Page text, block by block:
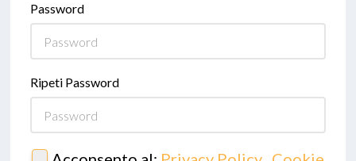
Password
Ripeti Password